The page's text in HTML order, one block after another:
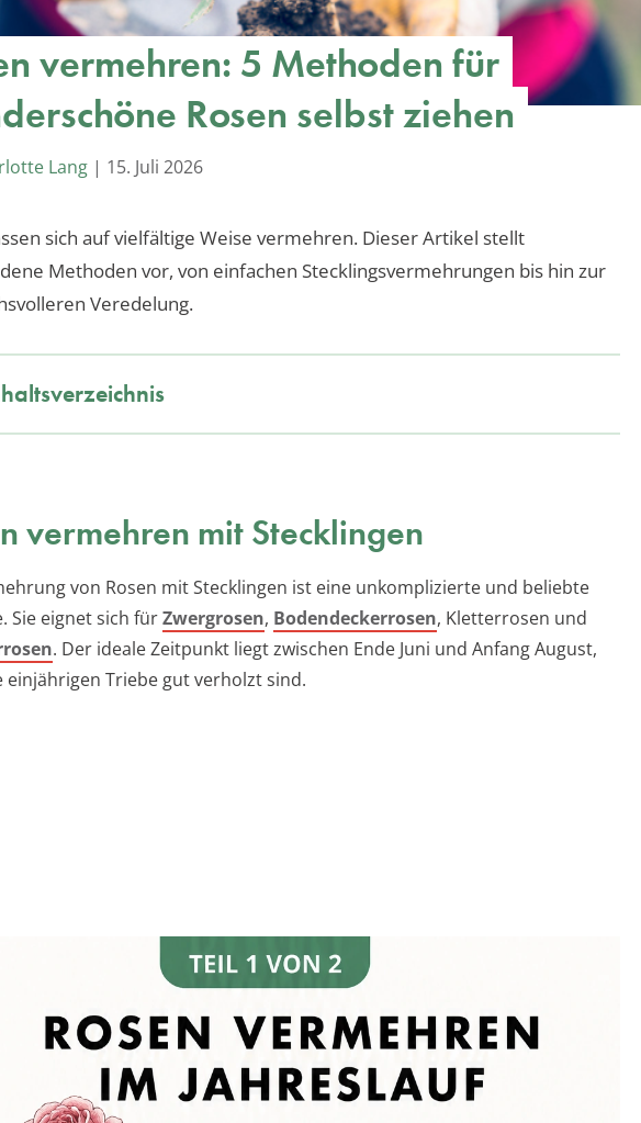
vermehren: 5 Methoden für
Rosen selbst ziehen
Lang | 15. Juli 2026
sich auf vielfältige Weise vermehren. Dieser Artikel stellt
Methoden vor, von einfachen Stecklingsvermehrungen bis hin zur
Veredelung.
vermehren mit Stecklingen
von Rosen mit Stecklingen ist eine unkomplizierte und beliebte
Sie eignet sich fürZwergrosen, Bodendeckerrosen, Kletterrosen und
. Der ideale Zeitpunkt liegt zwischen Ende Juni und Anfang August,
einjährigen Triebe gut verholzt sind.